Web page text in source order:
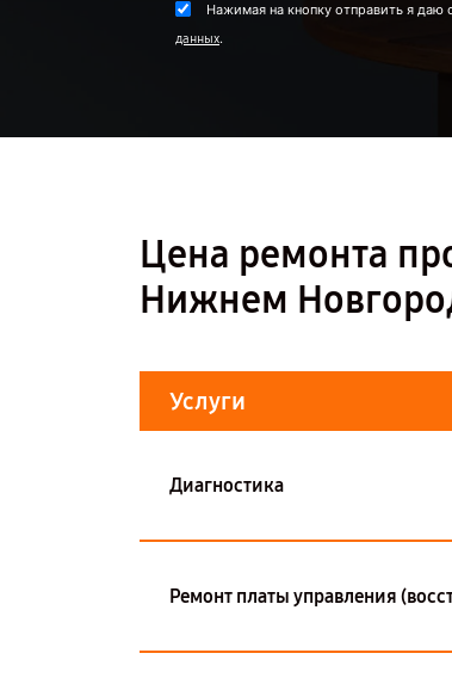
Нажимая на кнопку отправить я даю
данных.
Цена ремонта
Нижнем
Услуги
Диагностика
Ремонт платы управления